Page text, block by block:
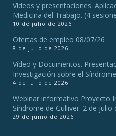
Vídeos y presentaciones.
Medicina del Trabajo. (4
10 de julio de 2026
Ofertas de empleo 08/07/26
8 de julio de 2026
Vídeo y Documentos.
Investigación sobre el
4 de julio de 2026
Webinar informativo Proyecto
Síndrome de Gulliver. 2 de julio
29 de junio de 2026